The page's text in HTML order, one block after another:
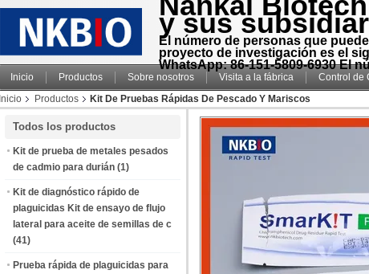
y sus
El número de personas que
proyecto de investigación es el
WhatsApp: 86-151-5809-6930 El
Inicio Productos Sobre nosotros Visita a la fábrica Control de
Inicio
Productos Kit De Pruebas Rápidas De Pescado Y Mariscos
Todos los productos
Kit de prueba de metales pesados
de cadmio para durián (1)
Kit de diagnóstico rápido de
plaguicidas Kit de ensayo de flujo
lateral para aceite de semillas de c
(41)
Prueba rápida de plaguicidas para